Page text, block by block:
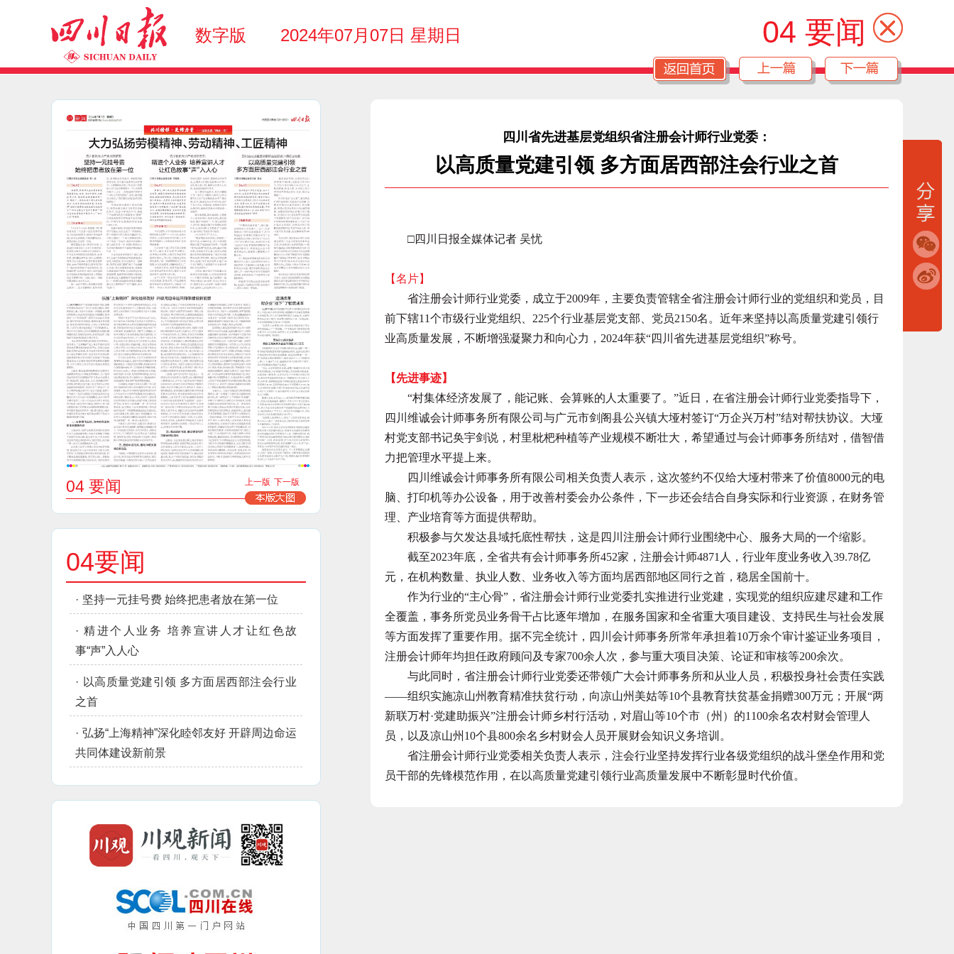
数字版 2024年07月07日 星期日 04 要闻
04 要闻 上一版 下一版
04要闻
· 坚持一元挂号费 始终把患者放在第一位
· 精进个人业务 培养宣讲人才让红色故
事“声”入人心
· 以高质量党建引领 多方面居西部注会行业
之首
· 弘扬“上海精神”深化睦邻友好 开辟周边命运
共同体建设新前景
四川省先进基层党组织省注册会计师行业党委：
以高质量党建引领 多方面居西部注会行业之首
□四川日报全媒体记者 吴忧
【名片】
省注册会计师行业党委，成立于2009年，主要负责管辖全省注册会计师行业的党组织和党员，目
前下辖11个市级行业党组织、225个行业基层党支部、党员2150名。近年来坚持以高质量党建引领行
业高质量发展，不断增强凝聚力和向心力，2024年获“四川省先进基层党组织”称号。
【先进事迹】
“村集体经济发展了，能记账、会算账的人太重要了。”近日，在省注册会计师行业党委指导下，
四川维诚会计师事务所有限公司与广元市剑阁县公兴镇大垭村签订“万企兴万村”结对帮扶协议。大垭
村党支部书记奂宇剑说，村里枇杷种植等产业规模不断壮大，希望通过与会计师事务所结对，借智借
力把管理水平提上来。
四川维诚会计师事务所有限公司相关负责人表示，这次签约不仅给大垭村带来了价值8000元的电
脑、打印机等办公设备，用于改善村委会办公条件，下一步还会结合自身实际和行业资源，在财务管
理、产业培育等方面提供帮助。
积极参与欠发达县域托底性帮扶，这是四川注册会计师行业围绕中心、服务大局的一个缩影。
截至2023年底，全省共有会计师事务所452家，注册会计师4871人，行业年度业务收入39.78亿
元，在机构数量、执业人数、业务收入等方面均居西部地区同行之首，稳居全国前十。
作为行业的“主心骨”，省注册会计师行业党委扎实推进行业党建，实现党的组织应建尽建和工作
全覆盖，事务所党员业务骨干占比逐年增加，在服务国家和全省重大项目建设、支持民生与社会发展
等方面发挥了重要作用。据不完全统计，四川会计师事务所常年承担着10万余个审计鉴证业务项目，
注册会计师年均担任政府顾问及专家700余人次，参与重大项目决策、论证和审核等200余次。
与此同时，省注册会计师行业党委还带领广大会计师事务所和从业人员，积极投身社会责任实践
——组织实施凉山州教育精准扶贫行动，向凉山州美姑等10个县教育扶贫基金捐赠300万元；开展“两
新联万村·党建助振兴”注册会计师乡村行活动，对眉山等10个市（州）的1100余名农村财会管理人
员，以及凉山州10个县800余名乡村财会人员开展财会知识义务培训。
省注册会计师行业党委相关负责人表示，注会行业坚持发挥行业各级党组织的战斗堡垒作用和党
员干部的先锋模范作用，在以高质量党建引领行业高质量发展中不断彰显时代价值。